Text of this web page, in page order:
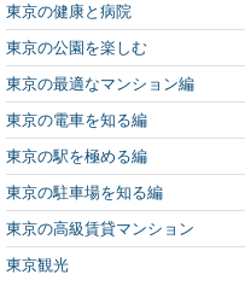
東京の健康と病院
東京の公園を楽しむ
東京の最適なマンション編
東京の電車を知る編
東京の駅を極める編
東京の駐車場を知る編
東京の高級賃貸マンション
東京観光